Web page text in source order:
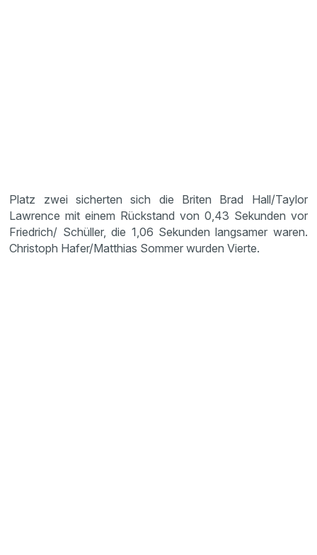
Platz zwei sicherten sich die Briten Brad Hall/Taylor
Lawrence mit einem Rückstand von 0,43 Sekunden vor
Friedrich/ Schüller, die 1,06 Sekunden langsamer waren.
Christoph Hafer/Matthias Sommer wurden Vierte.